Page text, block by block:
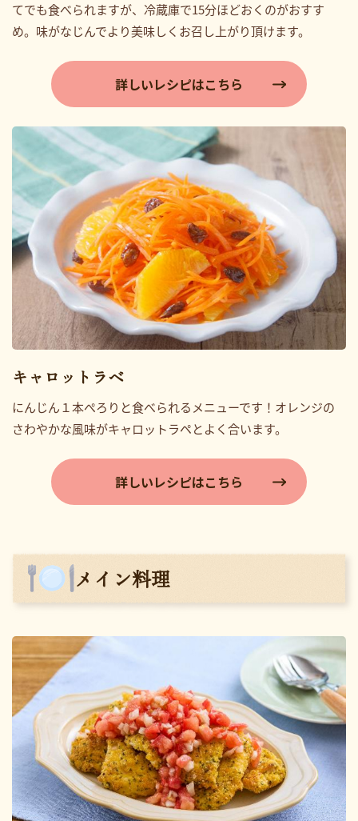
てでも食べられますが、冷蔵庫で15分ほどおくのがおすす
め。味がなじんでより美味しくお召し上がり頂けます。
詳しいレシピはこちら
キャロットラベ
にんじん１本ぺろりと食べられるメニューです！オレンジの
さわやかな風味がキャロットラペとよく合います。
詳しいレシピはこちら
メイン料理